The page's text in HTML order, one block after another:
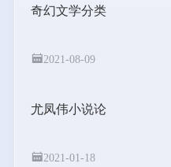
奇幻文学分类
2021-08-09
尤凤伟小说论
2021-01-18